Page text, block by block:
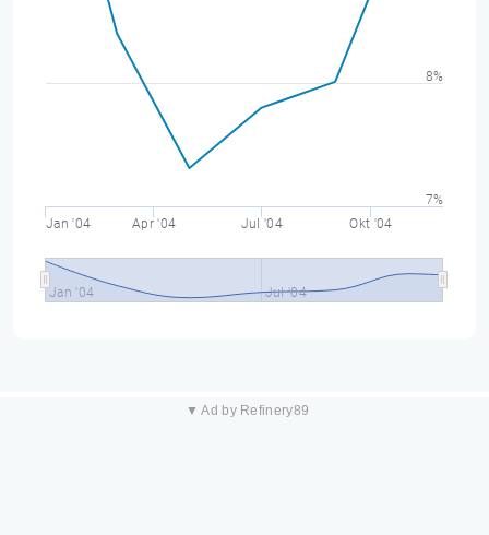
Jan '04 Apr '04 Jul '04 Okt '04
Jan '04 Jul '04
7%
8%
▼ Ad by Refinery89